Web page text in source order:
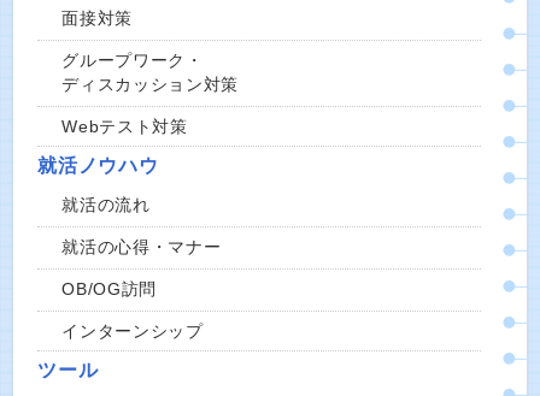
面接対策
グループワーク・
ディスカッション対策
Webテスト対策
就活ノウハウ
就活の流れ
就活の心得・マナー
OB/OG訪問
インターンシップ
ツール